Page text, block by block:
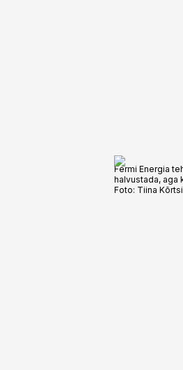
Fermi Energia
halvustada, aga
Foto: Tiina